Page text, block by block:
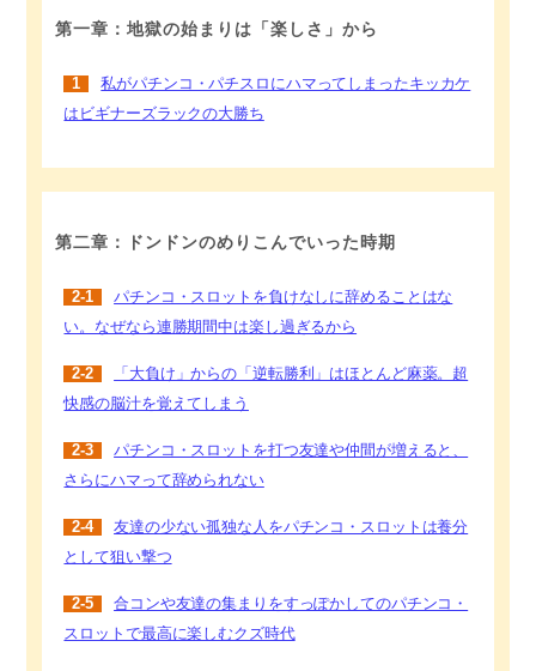
第一章：地獄の始まりは「楽しさ」から
1
私がパチンコ・パチスロにハマってしまったキッカケ
はビギナーズラックの大勝ち
第二章：ドンドンのめりこんでいった時期
2-1
パチンコ・スロットを負けなしに辞めることはな
い。なぜなら連勝期間中は楽し過ぎるから
2-2
「大負け」からの「逆転勝利」はほとんど麻薬。超
快感の脳汁を覚えてしまう
2-3
パチンコ・スロットを打つ友達や仲間が増えると、
さらにハマって辞められない
2-4
友達の少ない孤独な人をパチンコ・スロットは養分
として狙い撃つ
2-5
合コンや友達の集まりをすっぽかしてのパチンコ・
スロットで最高に楽しむクズ時代